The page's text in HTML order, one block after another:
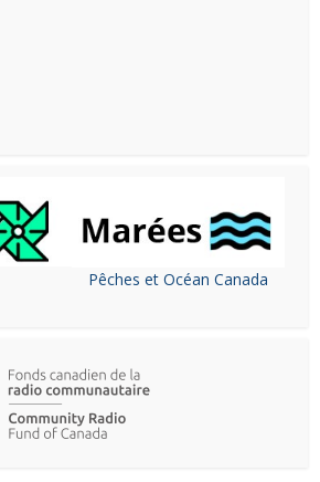
Pêches et Océan Canada